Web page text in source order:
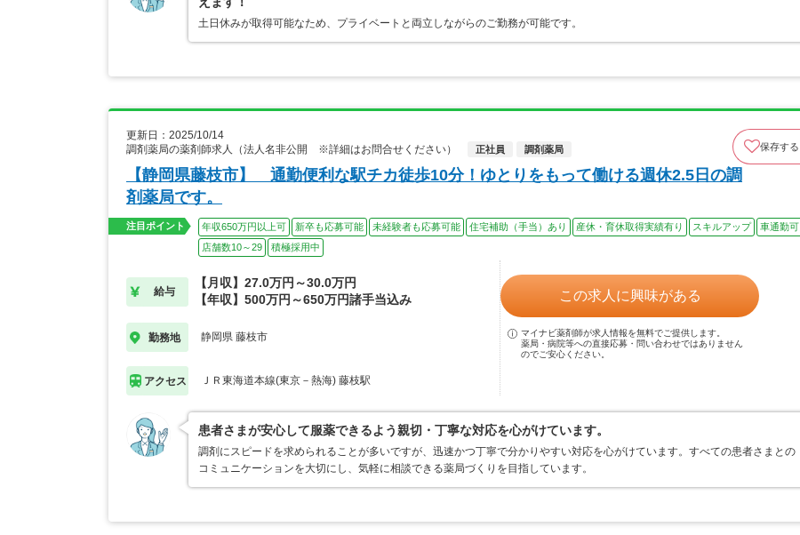
土日休みが取得可能なため、プライベートと両立しながらのご勤務が可能です。
更新日：2025/10/14
調剤薬局の薬剤師求人（法人名非公開 ※詳細はお問合せください）
正社員 調剤薬局 保存する
【静岡県藤枝市】 通勤便利な駅チカ徒歩10分！ゆとりをもって働ける週休2.5日の調
剤薬局です。
注目ポイント 年収650万円以上可 新卒も応募可能 未経験者も応募可能 住宅補助（手当）あり 産休・育休取得実績有り スキルアップ
車通勤可
店舗数10～29
積極採用中
給与
【月収】27.0万円～30.0万円
【年収】500万円～650万円諸手当込み
勤務地 静岡県 藤枝市
アクセス ＪＲ東海道本線(東京－熱海) 藤枝駅
この求人に興味がある
マイナビ薬剤師が求人情報を無料でご提供します。
薬局・病院等への直接応募・問い合わせではありません
のでご安心ください。
患者さまが安心して服薬できるよう親切・丁寧な対応を心がけています。
調剤にスピードを求められることが多いですが、迅速かつ丁寧で分かりやすい対応を心がけています。すべての患者さまとの
コミュニケーションを大切にし、気軽に相談できる薬局づくりを目指しています。